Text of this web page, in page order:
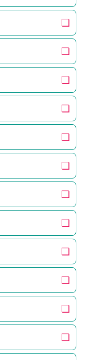
❏
❏
❏
❏
❏
❏
❏
❏
❏
❏
❏
❏